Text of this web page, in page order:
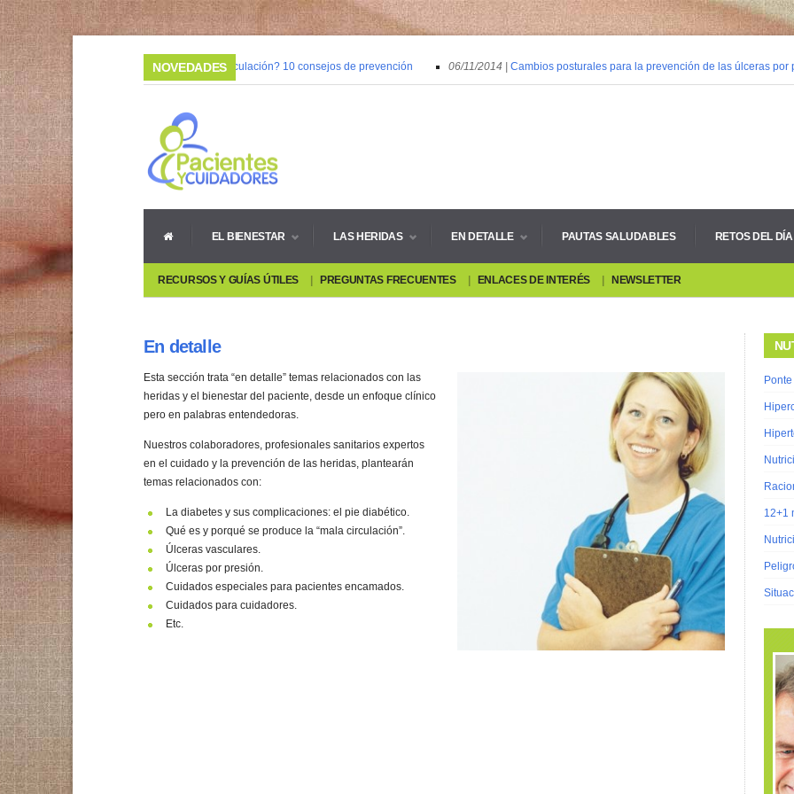
NOVEDADES
03/02/2015 |¿Mala circulación? 10 consejos de prevención 06/11/2014 |Cambios posturales para la prevención de las úlceras por
08/05/2014 |Vivir con heridas crónicas
EL BIENESTAR LAS HERIDAS EN DETALLE PAUTAS SALUDABLES RETOS DEL
RECURSOS Y GUÍAS ÚTILES PREGUNTAS FRECUENTES ENLACES DE INTERÉS NEWSLETTER
En detalle
Esta sección trata “en detalle” temas relacionados con las
heridas y el bienestar del paciente, desde un enfoque clínico
pero en palabras entendedoras.
Nuestros colaboradores, profesionales sanitarios expertos
en el cuidado y la prevención de las heridas, plantearán
temas relacionados con:
La diabetes y sus complicaciones: el pie diabético.
Qué es y porqué se produce la “mala circulación”.
Úlceras vasculares.
Úlceras por presión.
Cuidados especiales para pacientes encamados.
Cuidados para cuidadores.
Etc.
12+1